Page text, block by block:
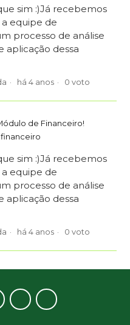
sim :)Já recebemos
equipe de
processo de análise
aplicação dessa
há 4 anos 0 voto
de Financeiro!
sim :)Já recebemos
equipe de
processo de análise
aplicação dessa
há 4 anos 0 voto